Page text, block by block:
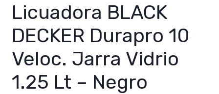
Licuadora BLACK
DECKER Durapro 10
Veloc. Jarra Vidrio
1.25 Lt – Negro